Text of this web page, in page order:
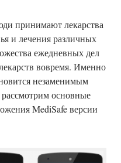
принимают лекарства
и лечения различных
ежедневных дел
вовремя. Именно
незаменимым
основные
MediSafe версии